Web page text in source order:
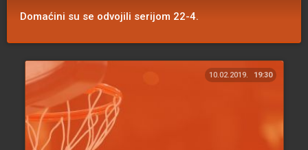
Domaćini su se odvojili serijom 22-4.
10.02.2019. 19:30